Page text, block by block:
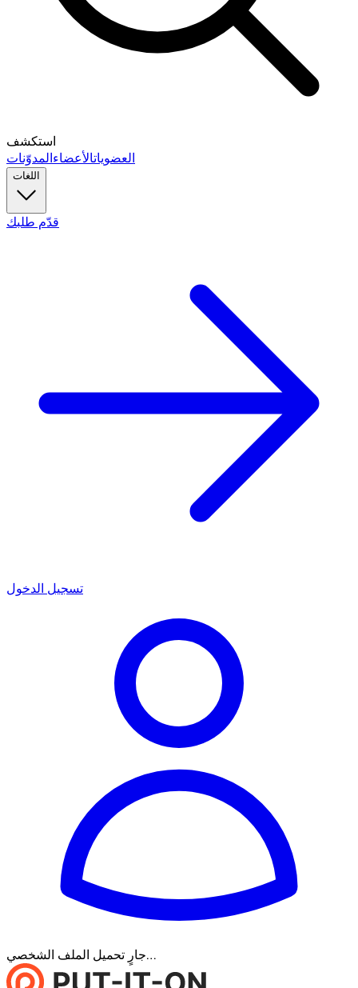
استكشف
العضوياتالأعضاءالمدوّنات
اللغات
قدّم طلبك
تسجيل الدخول
جارٍ تحميل الملف الشخصي…